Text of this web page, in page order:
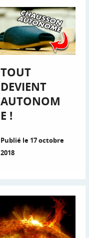
TOUT
DEVIENT
AUTONOM
E !
Publié le 17 octobre
2018